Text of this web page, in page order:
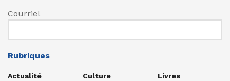
Courriel
Rubriques
Actualité
Culture
Livres